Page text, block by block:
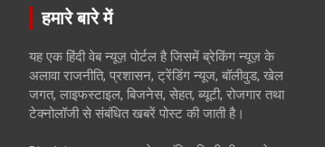
हमारे बारे में
यह एक हिंदी वेब न्यूज़ पोर्टल है जिसमें ब्रेकिंग न्यूज़ के
अलावा राजनीति, प्रशासन, ट्रेंडिंग न्यूज, बॉलीवुड, खेल
जगत, लाइफस्टाइल, बिजनेस, सेहत, ब्यूटी, रोजगार तथा
टेक्नोलॉजी से संबंधित खबरें पोस्ट की जाती है।